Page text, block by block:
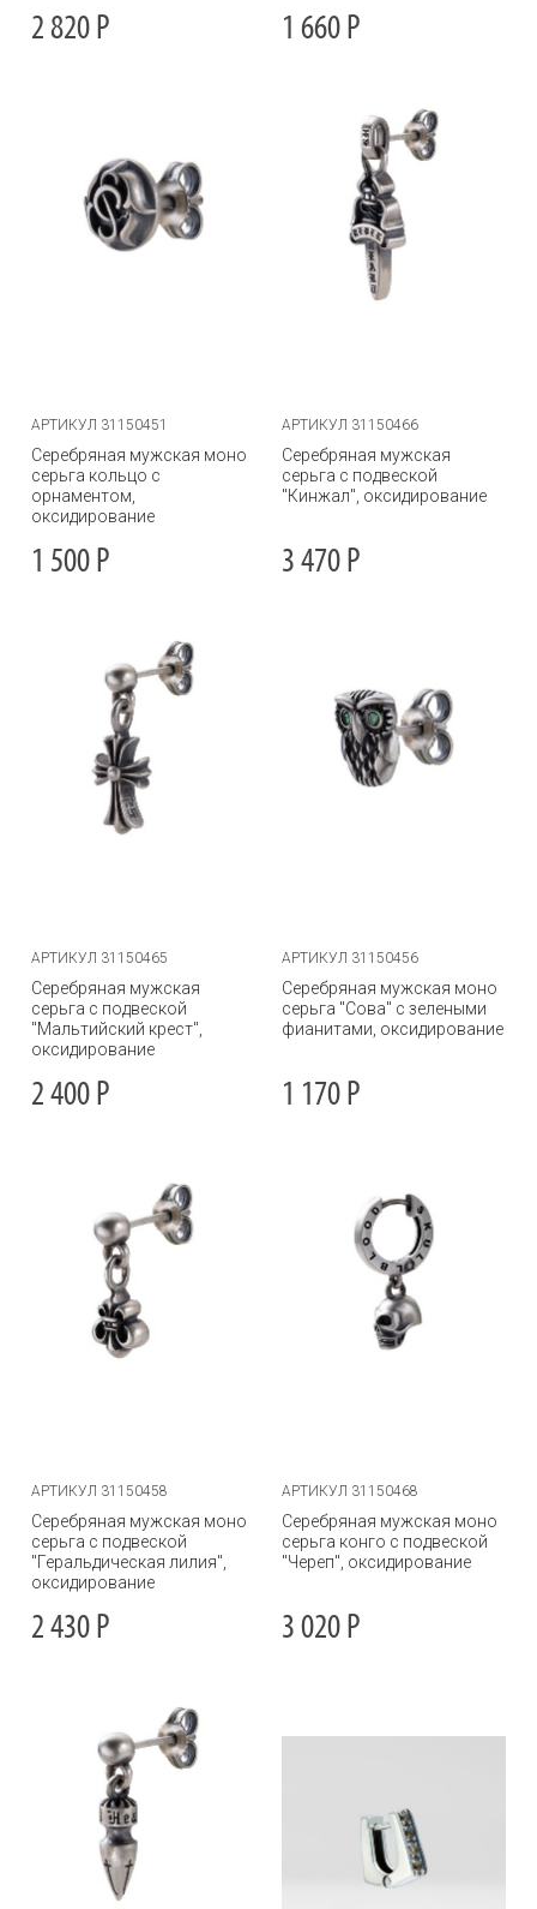
2 820 Р 1 660 Р
АРТИКУЛ 31150451
Серебряная мужская моно
серьга кольцо с
орнаментом,
оксидирование
1 500 Р
АРТИКУЛ 31150466
Серебряная мужская
серьга с подвеской
"Кинжал", оксидирование
3 470 Р
АРТИКУЛ 31150465
Серебряная мужская
серьга с подвеской
"Мальтийский крест",
оксидирование
2 400 Р
АРТИКУЛ 31150456
Серебряная мужская моно
серьга "Сова" с зелеными
фианитами, оксидирование
1 170 Р
АРТИКУЛ 31150458
Серебряная мужская моно
серьга с подвеской
"Геральдическая лилия",
оксидирование
2 430 Р
АРТИКУЛ 31150468
Серебряная мужская моно
серьга конго с подвеской
"Череп", оксидирование
3 020 Р